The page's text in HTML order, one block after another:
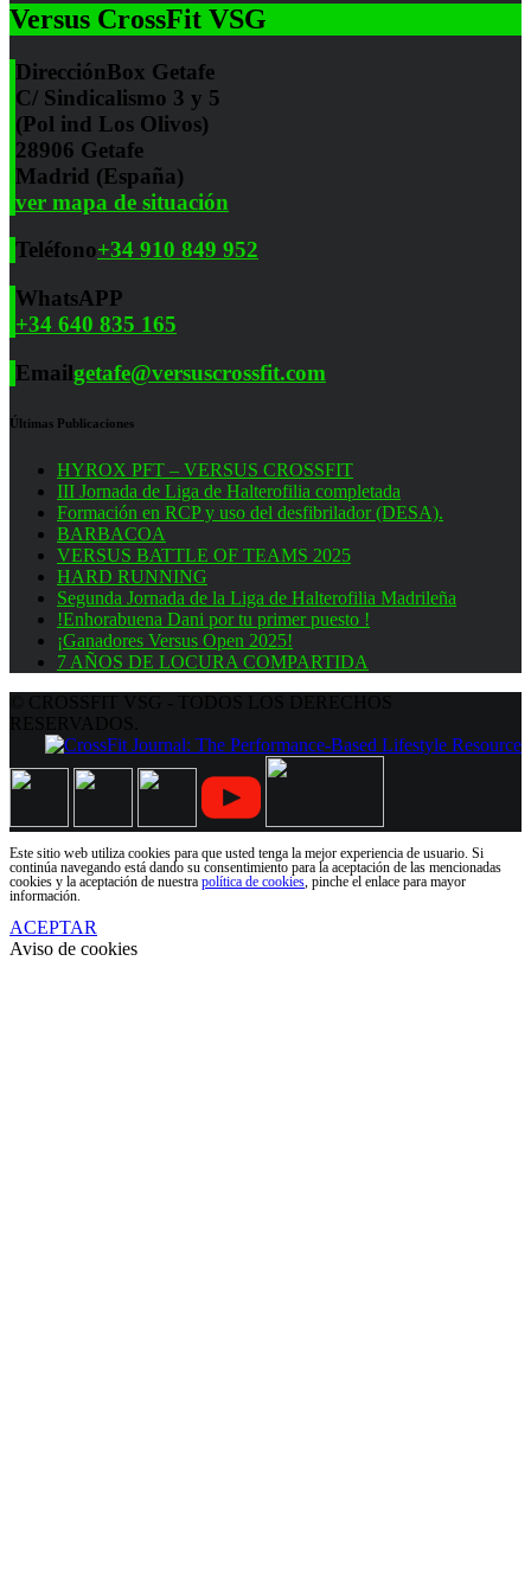
Versus CrossFit VSG
DirecciónBox Getafe
C/ Sindicalismo 3 y 5
(Pol ind Los Olivos)
28906 Getafe
Madrid (España)
ver mapa de situación
Teléfono+34 910 849 952
WhatsAPP
+34 640 835 165
Emailgetafe@versuscrossfit.com
Últimas Publicaciones
HYROX PFT – VERSUS CROSSFIT
III Jornada de Liga de Halterofilia completada
Formación en RCP y uso del desfibrilador (DESA).
BARBACOA
VERSUS BATTLE OF TEAMS 2025
HARD RUNNING
Segunda Jornada de la Liga de Halterofilia Madrileña
!Enhorabuena Dani por tu primer puesto !
¡Ganadores Versus Open 2025!
7 AÑOS DE LOCURA COMPARTIDA
Este sitio web utiliza cookies para que usted tenga la mejor experiencia de usuario. Si
continúa navegando está dando su consentimiento para la aceptación de las mencionadas
cookies y la aceptación de nuestra política de cookies , pinche el enlace para mayor
información.
ACEPTAR
Aviso de cookies